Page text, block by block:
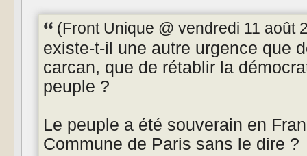
(Front Unique @ vendredi 11 août
existe-t-il une autre urgence que
carcan, que de rétablir la
peuple ?
Le peuple a été souverain en
Commune de Paris sans le dire ?